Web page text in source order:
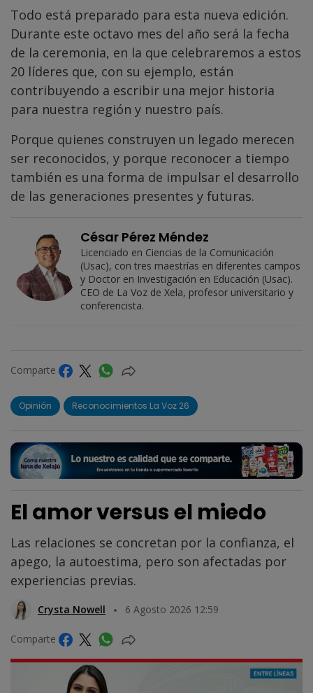
Todo está preparado para esta nueva edición.
Durante este octavo mes del año será la fecha
de la ceremonia, en la que celebraremos a estos
20 líderes que, con su ejemplo, están
contribuyendo a escribir una mejor historia
para nuestra región y nuestro país.
Porque quienes construyen un legado merecen
ser reconocidos, y porque reconocer a tiempo
también es una forma de impulsar el desarrollo
de las generaciones presentes y futuras.
César Pérez Méndez
Licenciado en Ciencias de la Comunicación
(Usac), con tres maestrías en diferentes campos
y Doctor en Investigación en Educación (Usac).
CEO de La Voz de Xela, profesor universitario y
conferencista.
Comparte
Opinión Reconocimientos La Voz 26
El amor versus el miedo
Las relaciones se concretan por la confianza, el
apego, la autoestima, pero son afectadas por
experiencias previas.
Crysta Nowell 6 Agosto 2026 12:59
Comparte